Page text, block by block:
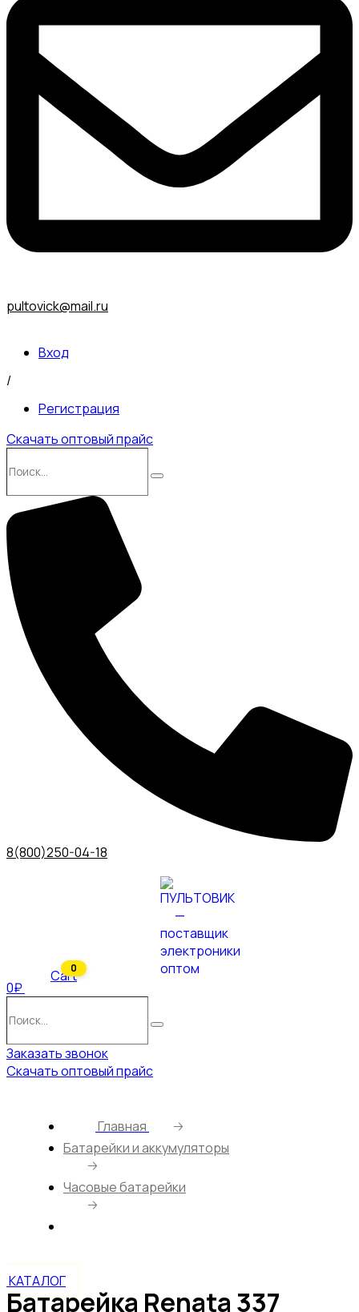
pultovick@mail.ru
Вход
/
Регистрация
Скачать оптовый прайс
Поиск
8(800)250-04-18
0₽
0
Cart
Поиск
Заказать звонок
Скачать оптовый прайс
Главная
🡢
Батарейки и аккумуляторы
🡢
Часовые батарейки
🡢
КАТАЛОГ
Батарейка Renata 337